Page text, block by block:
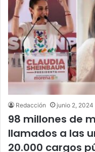
Redacción junio 2, 2024
98 millones de
llamados a las
20.000 cargos